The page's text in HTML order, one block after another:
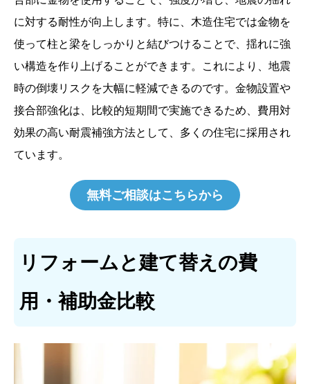
に対する耐性が向上します。特に、木造住宅では金物を
使って柱と梁をしっかりと結びつけることで、揺れに強
い構造を作り上げることができます。これにより、地震
時の倒壊リスクを大幅に軽減できるのです。金物設置や
接合部強化は、比較的短期間で実施できるため、費用対
効果の高い耐震補強方法として、多くの住宅に採用され
ています。
無料ご相談はこちらから
リフォームと建て替えの費
用・補助金比較